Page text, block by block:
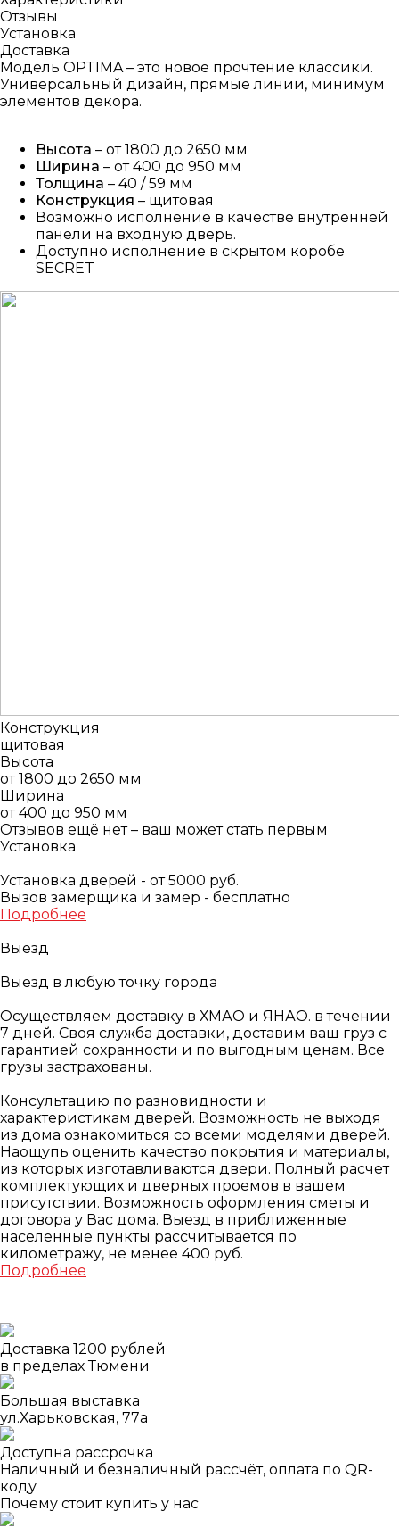
Отзывы
Установка
Доставка
Модель OPTIMA – это новое прочтение классики.
Универсальный дизайн, прямые линии, минимум
элементов декора.
Высота – от 1800 до 2650 мм
Ширина – от 400 до 950 мм
Толщина – 40 / 59 мм
Конструкция – щитовая
Возможно исполнение в качестве внутренней
панели на входную дверь.
Доступно исполнение в скрытом коробе
SECRET
Конструкция
щитовая
Высота
от 1800 до 2650 мм
Ширина
от 400 до 950 мм
Отзывов ещё нет – ваш может стать первым
Установка
Установка дверей - от 5000 руб.
Вызов замерщика и замер - бесплатно
Подробнее
Выезд
Выезд в любую точку города
Осуществляем доставку в ХМАО и ЯНАО. в течении
7 дней. Своя служба доставки, доставим ваш груз с
гарантией сохранности и по выгодным ценам. Все
грузы застрахованы.
Консультацию по разновидности и
характеристикам дверей. Возможность не выходя
из дома ознакомиться со всеми моделями дверей.
Наощупь оценить качество покрытия и материалы,
из которых изготавливаются двери. Полный расчет
комплектующих и дверных проемов в вашем
присутствии. Возможность оформления сметы и
договора у Вас дома. Выезд в приближенные
населенные пункты рассчитывается по
километражу, не менее 400 руб.
Подробнее
Доставка 1200 рублей
в пределах Тюмени
Большая выставка
ул.Харьковская, 77а
Доступна рассрочка
Наличный и безналичный рассчёт, оплата по QR-
коду
Почему стоит купить у нас